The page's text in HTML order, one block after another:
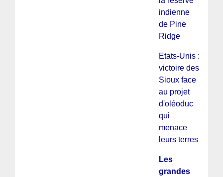
indienne
de Pine
Ridge
Etats-Unis :
victoire des
Sioux face
au projet
d'oléoduc
qui
menace
leurs terres
Les
grandes